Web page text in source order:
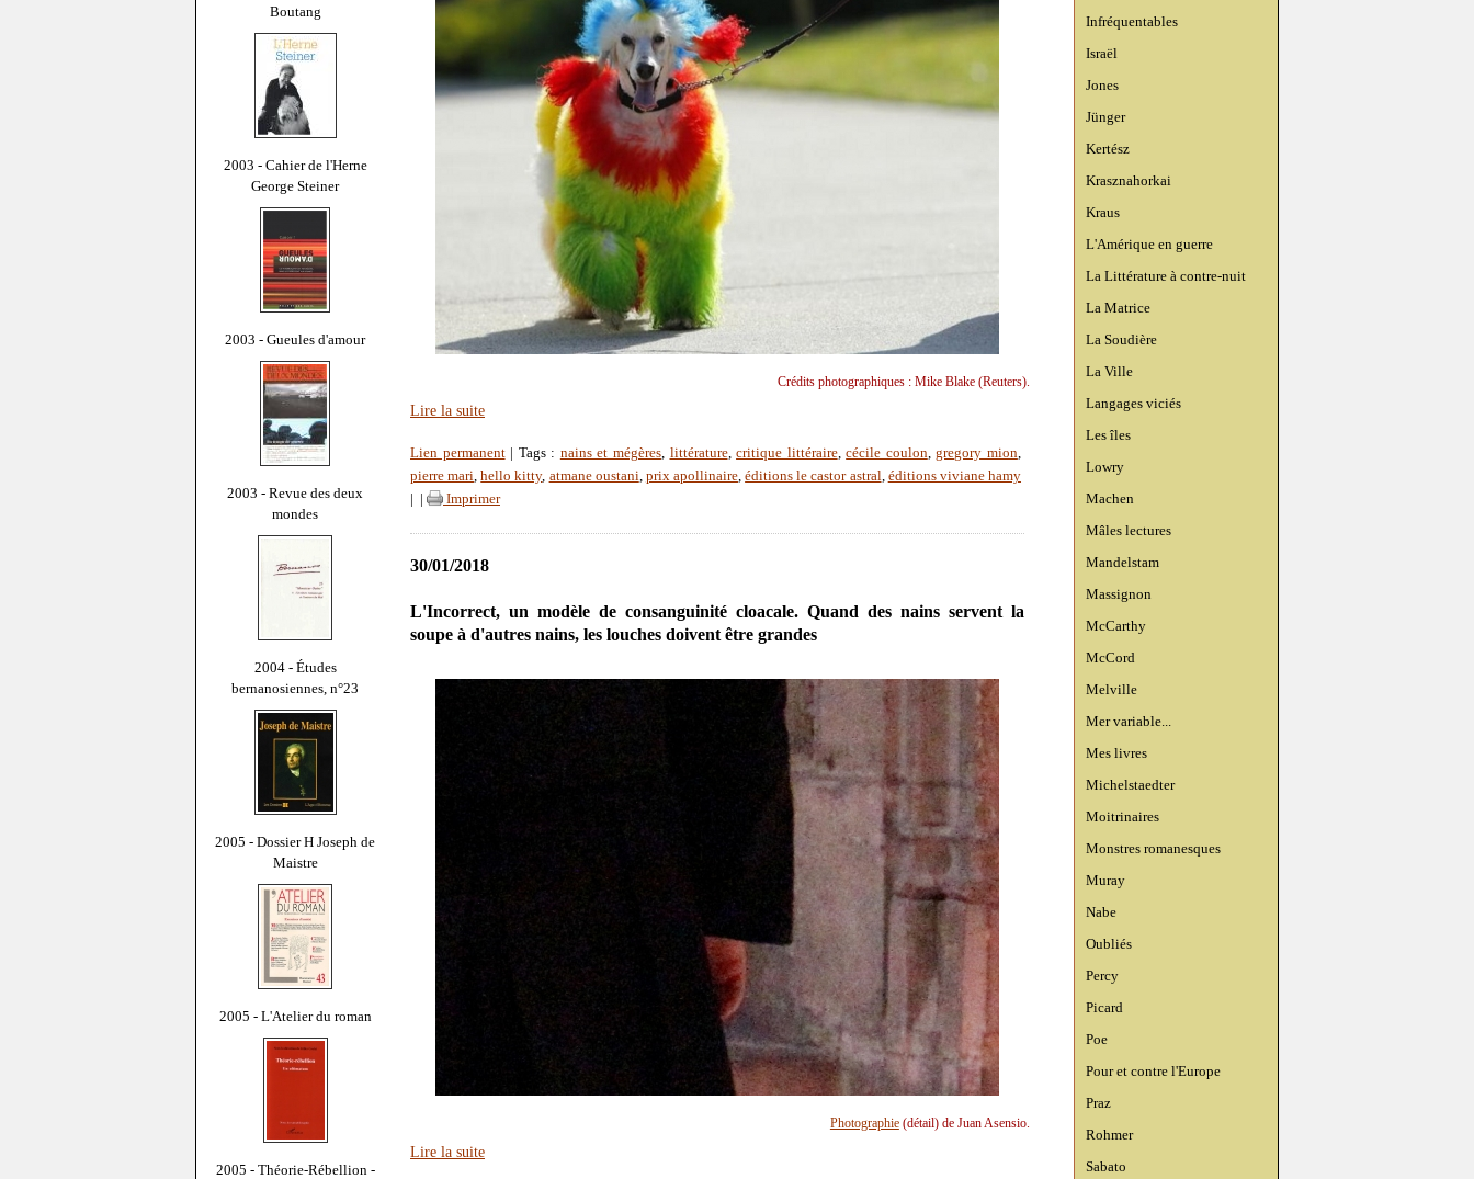
Boutang
2003 - Cahier de l'Herne
George Steiner
2003 - Gueules d'amour
2003 - Revue des deux
mondes
2004 - Études
bernanosiennes, n°23
2005 - Dossier H Joseph de
Maistre
2005 - L'Atelier du roman
2005 - Théorie-Rébellion -
Infréquentables
Israël
Jones
Jünger
Kertész
Krasznahorkai
Kraus
L'Amérique en guerre
La Littérature à contre-nuit
La Matrice
La Soudière
La Ville
Langages viciés
Les îles
Lowry
Machen
Mâles lectures
Mandelstam
Massignon
McCarthy
McCord
Melville
Mer variable...
Mes livres
Michelstaedter
Moitrinaires
Monstres romanesques
Muray
Nabe
Oubliés
Percy
Picard
Poe
Pour et contre l'Europe
Praz
Rohmer
Sabato
Crédits photographiques : Mike Blake (Reuters).
Lire la suite
Lien permanent| Tags : nains et mégères, littérature,critique littéraire,cécile coulon,gregory mion,
pierre mari,hello kitty, atmane oustani, prix apollinaire,éditions le castor astral, éditions viviane hamy
Imprimer
30/01/2018
L'Incorrect, un modèle de consanguinité cloacale. Quand des nains servent la
soupe à d'autres nains, les louches doivent être grandes
Photographie(détail) de Juan Asensio.
Lire la suite